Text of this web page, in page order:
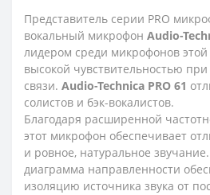
Представитель серии PRO
вокальный микрофон Audio-
лидером среди микрофонов
высокой чувствительностью
связи. Audio-Technica PRO 61
солистов и бэк-вокалистов.
Благодаря расширенной
этот микрофон обеспечивает
и ровное, натуральное
диаграмма направленности
изоляцию источника звука от